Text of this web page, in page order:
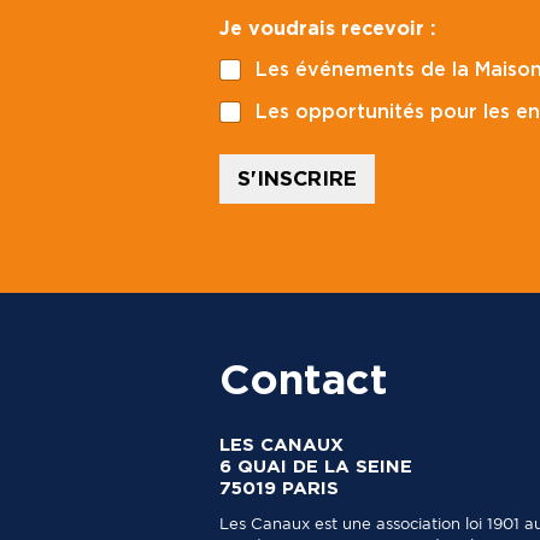
i
l
*
C
o
d
e
e
Je voudrais recevoir :
Les événements de la
Les opportunités pour les
S'INSCRIRE
Contact
LES CANAUX
6 QUAI DE LA SEINE
75019 PARIS
Les Canaux est une association loi 1901